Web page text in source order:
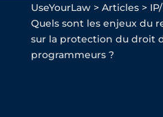
UseYourLaw> Articles>
Quels sont les enjeux du
sur la protection du droit
programmeurs ?